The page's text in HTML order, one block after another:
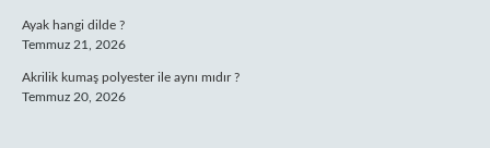
Ayak hangi dilde ?
Temmuz 21, 2026
Akrilik kumaş polyester ile aynı mıdır ?
Temmuz 20, 2026